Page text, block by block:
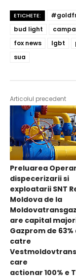
ETICHETE:
bud light
fox news
lgbt
sua
Articolul precedent
Preluarea
dispecerizarii si
exploatarii SNT
Moldova de la
are capital
Gazprom de 63%
catre
care
actionar 100% e